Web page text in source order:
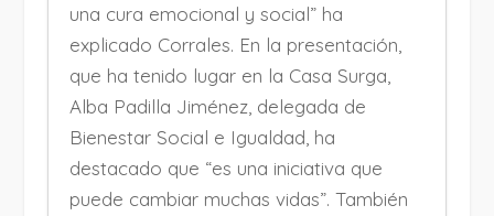
una cura emocional y social” ha
explicado Corrales. En la presentación,
que ha tenido lugar en la Casa Surga,
Alba Padilla Jiménez, delegada de
Bienestar Social e Igualdad, ha
destacado que “es una iniciativa que
puede cambiar muchas vidas”. También